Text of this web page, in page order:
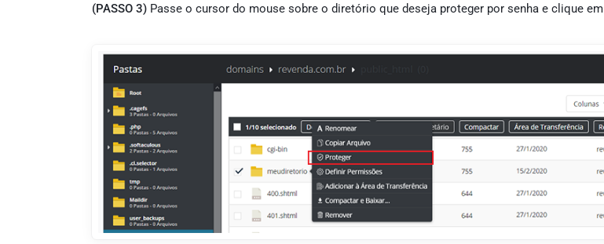
(PASSO 3) Passe o cursor do mouse sobre o diretório que deseja proteger por senha e clique em